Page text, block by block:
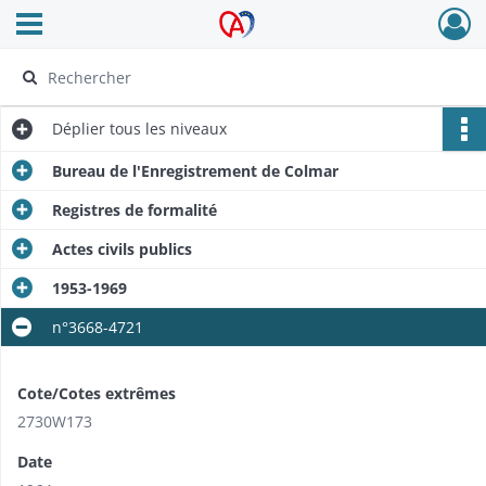
Archives Alsace - Colmar
Ouvrir le menu déroulant
Déplier tous les niveaux
Bureau de l'Enregistrement de Colmar
Registres de formalité
Actes civils publics
1953-1969
n°3668-4721
Cote/Cotes extrêmes
2730W173
Date